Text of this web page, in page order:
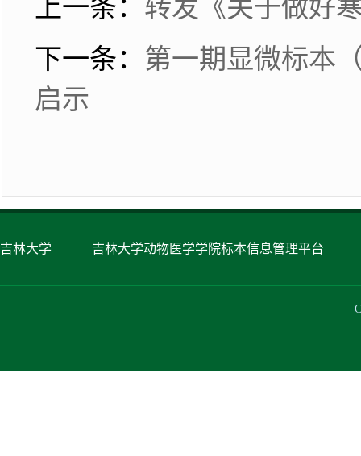
上一条： 转发《关于做好
下一条： 第一期显微标本
启示
吉林大学 吉林大学动物医学学院标本信息管理平台